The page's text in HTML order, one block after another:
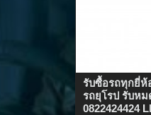
รับซื้อรถทุกยี่ห้
รถยุโรป รับห
0822424424